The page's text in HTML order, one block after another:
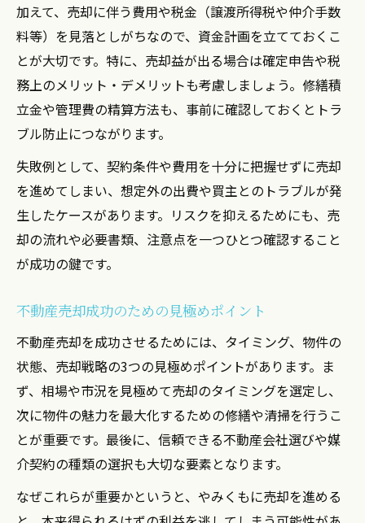
加えて、売却に伴う費用や税金（譲渡所得税や仲介手数
料等）を見落としがちなので、資金計画を立てておくこ
とが大切です。特に、売却益が出る場合は確定申告や税
務上のメリット・デメリットも考慮しましょう。修繕積
立金や管理費の精算方法も、事前に確認しておくとトラ
ブル防止につながります。
失敗例として、契約条件や費用を十分に把握せずに売却
を進めてしまい、想定外の出費や買主とのトラブルが発
生したケースがあります。リスクを抑えるためにも、売
却の流れや必要書類、注意点を一つひとつ確認すること
が成功の鍵です。
不動産売却成功のための見極めポイント
不動産売却を成功させるためには、タイミング、物件の
状態、売却戦略の3つの見極めポイントがあります。ま
ず、相場や市況を見極めて売却のタイミングを選定し、
次に物件の魅力を最大化するための修繕や清掃を行うこ
とが重要です。最後に、信頼できる不動産会社選びや媒
介契約の種類の選択も大切な要素となります。
なぜこれらが重要かというと、やみくもに売却を進める